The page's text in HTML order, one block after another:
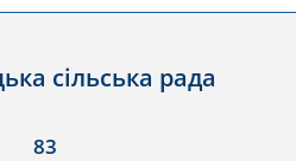
сільська рада
83